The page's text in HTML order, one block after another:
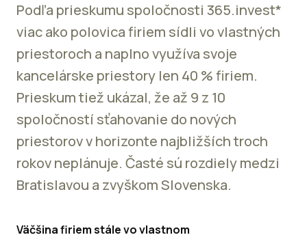
Podľa prieskumu spoločnosti 365.invest*
viac ako polovica firiem sídli vo vlastných
priestoroch a naplno využíva svoje
kancelárske priestory len 40 % firiem.
Prieskum tiež ukázal, že až 9 z 10
spoločností sťahovanie do nových
priestorov v horizonte najbližších troch
rokov neplánuje. Časté sú rozdiely medzi
Bratislavou a zvyškom Slovenska.
Väčšina firiem stále vo vlastnom